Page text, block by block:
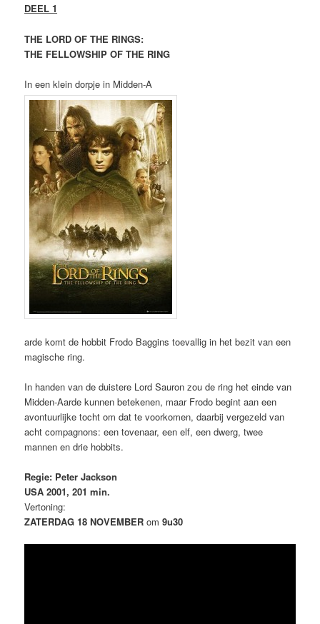
DEEL 1
THE LORD OF THE RINGS:
THE FELLOWSHIP OF THE RING
In een klein dorpje in Midden-A
arde komt de hobbit Frodo Baggins toevallig in het bezit van een
magische ring.
In handen van de duistere Lord Sauron zou de ring het einde van
Midden-Aarde kunnen betekenen, maar Frodo begint aan een
avontuurlijke tocht om dat te voorkomen, daarbij vergezeld van
acht compagnons: een tovenaar, een elf, een dwerg, twee
mannen en drie hobbits.
Regie: Peter Jackson
USA 2001, 201 min.
Vertoning:
ZATERDAG 18 NOVEMBERom9u30